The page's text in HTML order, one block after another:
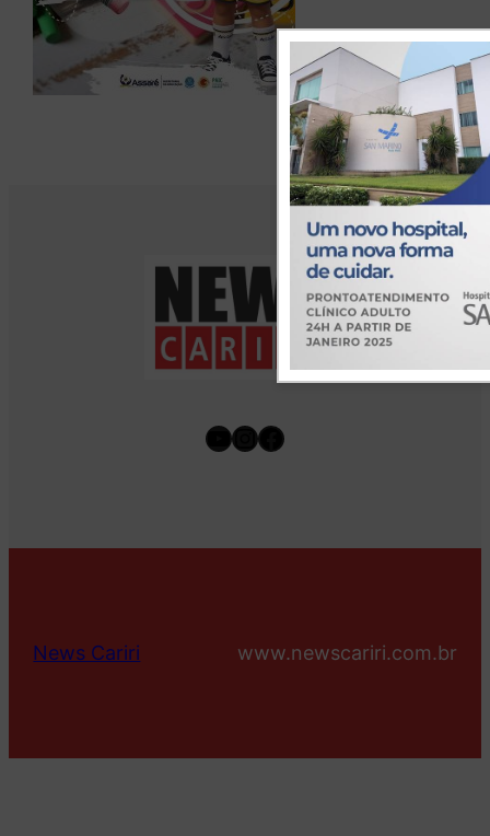
Youtube
Instagram
Facebook
News Cariri www.newscariri.com.br